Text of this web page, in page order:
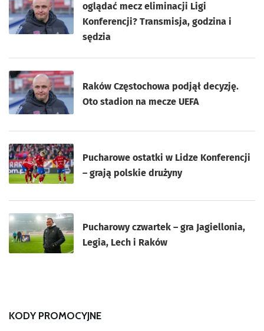
oglądać mecz eliminacji Ligi
Konferencji? Transmisja, godzina i
sędzia
Raków Częstochowa podjął decyzję.
Oto stadion na mecze UEFA
Pucharowe ostatki w Lidze Konferencji
– grają polskie drużyny
Pucharowy czwartek – gra Jagiellonia,
Legia, Lech i Raków
KODY PROMOCYJNE